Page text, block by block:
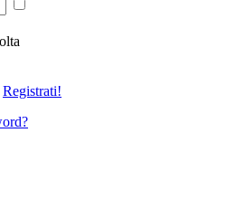
Registrati!